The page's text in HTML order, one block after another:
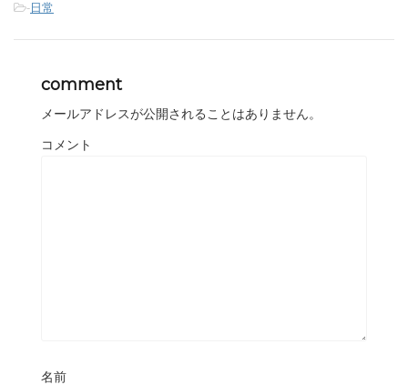
- 日常
comment
メールアドレスが公開されることはありません。
コメント
名前